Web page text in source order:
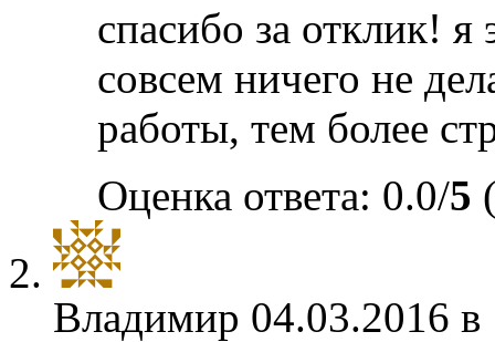
спасибо за отклик!
совсем ничего не
работы, тем более
Оценка ответа: 0.0/5
Владимир 04.03.2016